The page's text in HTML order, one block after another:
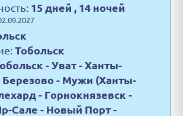
15 дней , 14 ночей
Тобольск
- Уват - Ханты-
Березово - Мужи (Ханты-
- Горнокнязевск -
Сале - Новый Порт -